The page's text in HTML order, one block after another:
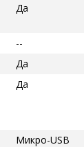
Да
--
Да
Да
Микро-USB